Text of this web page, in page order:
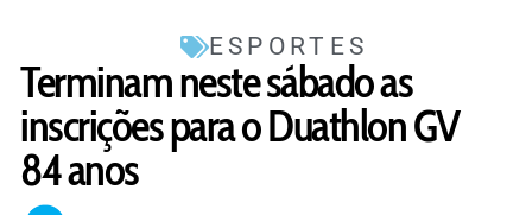
ESPORTES
Terminam neste sábado as
inscrições para o Duathlon GV
84 anos